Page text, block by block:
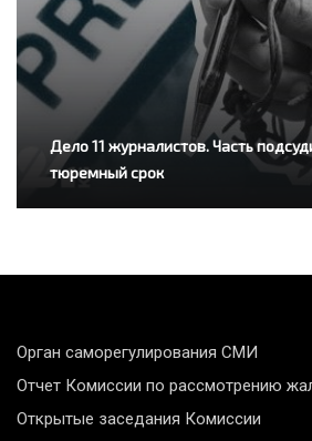
Дело 11 журналистов. Часть
тюремный срок
Орган саморегулирования СМИ
Отчет Комиссии по рассмотрению
Открытые заседания Комиссии